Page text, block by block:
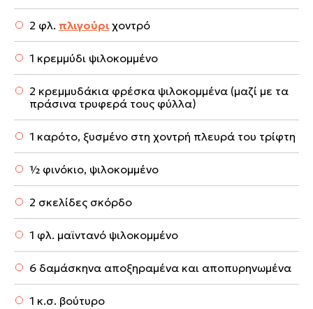
2 φλ. πλιγούρι χοντρό
1 κρεμμύδι ψιλοκομμένο
2 κρεμμυδάκια φρέσκα ψιλοκομμένα (μαζί με τα
πράσινα τρυφερά τους φύλλα)
1 καρότο, ξυσμένο στη χοντρή πλευρά του τρίφτη
½ φινόκιο, ψιλοκομμένο
2 σκελίδες σκόρδο
1 φλ. μαϊντανό ψιλοκομμένο
6 δαμάσκηνα αποξηραμένα και αποπυρηνωμένα
1 κ.σ. βούτυρο